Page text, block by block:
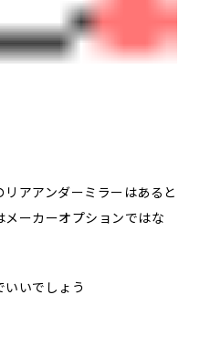
アアンダーミラーはあると
ーカーオプションではな
いでしょう